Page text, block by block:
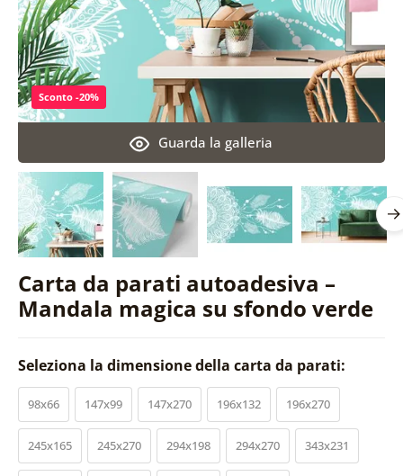
Carta da parati autoadesiva –
Mandala magica su sfondo verde
Guarda la galleria
Sconto -20%
Seleziona la dimensione della carta da parati:
98x66 147x99 147x270 196x132 196x270
245x165 245x270 294x198 294x270 343x231